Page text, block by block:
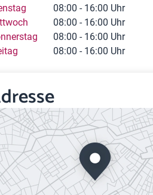
08:00 - 16:00 Uhr
08:00 - 16:00 Uhr
08:00 - 16:00 Uhr
08:00 - 16:00 Uhr